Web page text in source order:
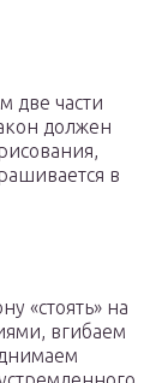
две части
должен
в
«стоять» на
вгибаем